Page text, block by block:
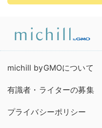
michill byGMOについて
有識者・ライターの募集
プライバシーポリシー